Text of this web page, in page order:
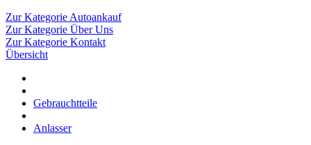
Zur Kategorie Autoankauf
Zur Kategorie Über Uns
Zur Kategorie Kontakt
Übersicht
Gebrauchtteile
Anlasser